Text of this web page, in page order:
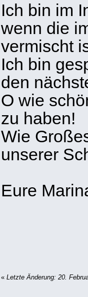
Ich bin im
wenn die
vermischt
Ich bin
den
O wie
zu haben!
Wie
unserer
Eure
« Letzte Änderung: 20.